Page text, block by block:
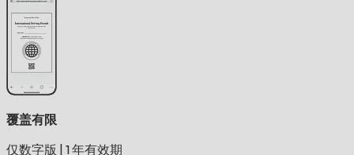
覆盖有限
仅数字版
1 年有效期